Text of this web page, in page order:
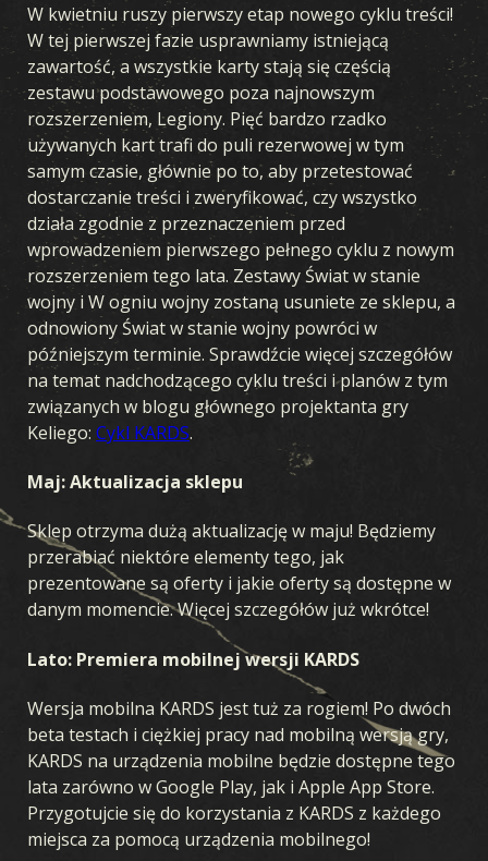
W kwietniu ruszy pierwszy etap nowego cyklu treści!
W tej pierwszej fazie usprawniamy istniejącą
zawartość, a wszystkie karty stają się częścią
zestawu podstawowego poza najnowszym
rozszerzeniem, Legiony. Pięć bardzo rzadko
używanych kart trafi do puli rezerwowej w tym
samym czasie, głównie po to, aby przetestować
dostarczanie treści i zweryfikować, czy wszystko
działa zgodnie z przeznaczeniem przed
wprowadzeniem pierwszego pełnego cyklu z nowym
rozszerzeniem tego lata. Zestawy Świat w stanie
wojny i W ogniu wojny zostaną usuniete ze sklepu, a
odnowiony Świat w stanie wojny powróci w
późniejszym terminie. Sprawdźcie więcej szczegółów
na temat nadchodzącego cyklu treści i planów z tym
związanych w blogu głównego projektanta gry
Keliego: Cykl KARDS.
Maj: Aktualizacja sklepu
Sklep otrzyma dużą aktualizację w maju! Będziemy
przerabiać niektóre elementy tego, jak
prezentowane są oferty i jakie oferty są dostępne w
danym momencie. Więcej szczegółów już wkrótce!
Lato: Premiera mobilnej wersji KARDS
Wersja mobilna KARDS jest tuż za rogiem! Po dwóch
beta testach i ciężkiej pracy nad mobilną wersją gry,
KARDS na urządzenia mobilne będzie dostępne tego
lata zarówno w Google Play, jak i Apple App Store.
Przygotujcie się do korzystania z KARDS z każdego
miejsca za pomocą urządzenia mobilnego!